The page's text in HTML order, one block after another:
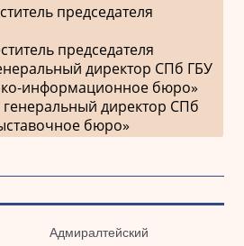
председателя
председателя
директор СПб ГБУ
информационное бюро»
директор СПб
бюро»
Адмиралтейский